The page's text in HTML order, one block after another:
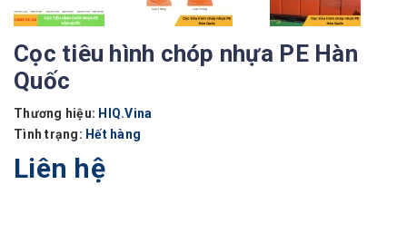
Cọc tiêu hình chóp nhựa PE Hàn
Quốc
Thương hiệu: HIQ.Vina
Tình trạng: Hết hàng
Liên hệ